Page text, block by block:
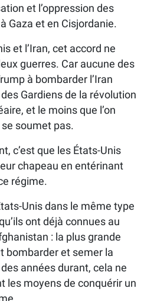
et l’oppression des
Gaza et en Cisjordanie.
et l’Iran, cet accord ne
guerres. Car aucune des
à bombarder l’Iran
Gardiens de la révolution
et le moins que l’on
se soumet pas.
c’est que les États-Unis
chapeau en entérinant
régime.
Unis dans le même type
ont déjà connues au
: la plus grande
bombarder et semer la
années durant, cela ne
les moyens de conquérir un